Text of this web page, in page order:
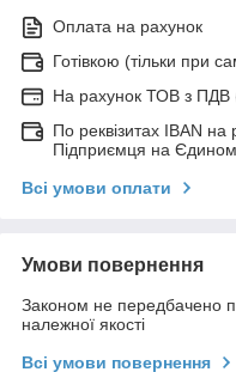
Оплата на рахунок
Готівкою (тільки при
На рахунок ТОВ з ПДВ
По реквізитах IBAN на
Підприємця на
Всі умови оплати
Умови повернення
Законом не передбачено
належної якості
Всі умови повернення